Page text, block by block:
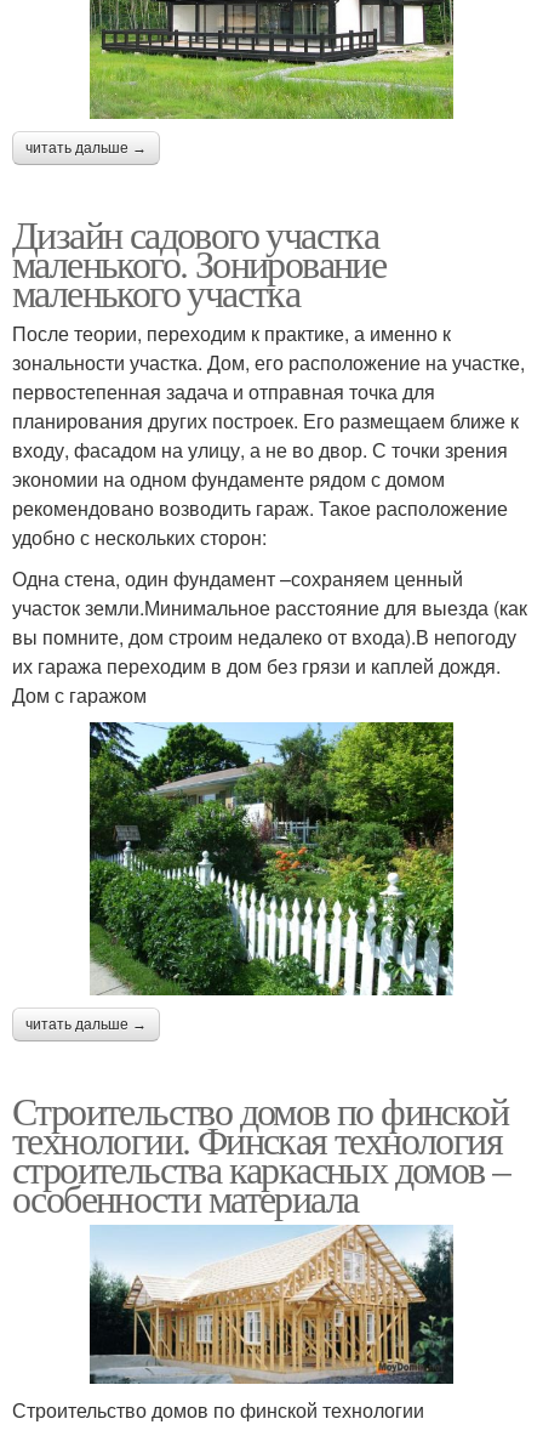
читать дальше →
Дизайн садового участка
маленького. Зонирование
маленького участка
После теории, переходим к практике, а именно к
зональности участка. Дом, его расположение на участке,
первостепенная задача и отправная точка для
планирования других построек. Его размещаем ближе к
входу, фасадом на улицу, а не во двор. С точки зрения
экономии на одном фундаменте рядом с домом
рекомендовано возводить гараж. Такое расположение
удобно с нескольких сторон:
Одна стена, один фундамент –сохраняем ценный
участок земли.Минимальное расстояние для выезда (как
вы помните, дом строим недалеко от входа).В непогоду
их гаража переходим в дом без грязи и каплей дождя.
Дом с гаражом
читать дальше →
Строительство домов по финской
технологии. Финская технология
строительства каркасных домов –
особенности материала
Строительство домов по финской технологии